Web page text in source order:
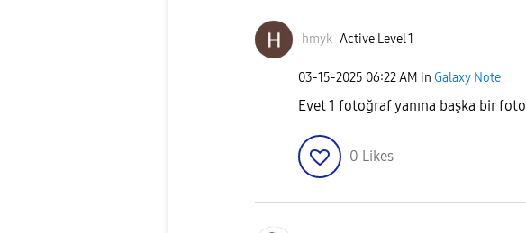
hmyk Active Level 1
‎03-15-2025 06:22 AM in Galaxy Note
Evet 1 fotoğraf yanına başka bir
0 Likes